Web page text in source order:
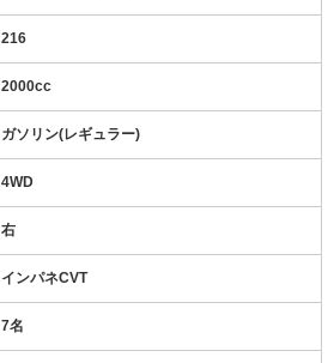
216
2000cc
ガソリン(レギュラー)
4WD
右
インパネCVT
7名